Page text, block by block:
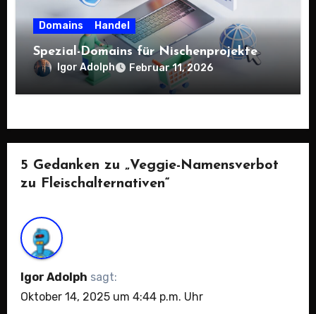
Domains Handel
Spezial-Domains für Nischenprojekte
Igor Adolph Februar 11, 2026
5 Gedanken zu „Veggie-Namensverbot
zu Fleischalternativen“
Igor Adolph sagt:
Oktober 14, 2025 um 4:44 p.m. Uhr